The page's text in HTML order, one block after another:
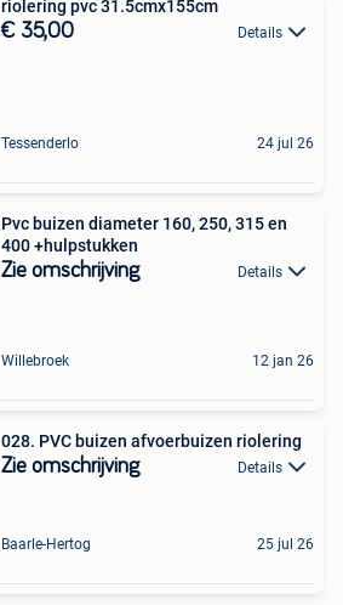
riolering pvc 31.5cmx155cm
€ 35,00 Details
Tessenderlo 24 jul 26
Pvc buizen diameter 160, 250, 315 en
400 +hulpstukken
Zie omschrijving Details
Willebroek 12 jan 26
028. PVC buizen afvoerbuizen riolering
Zie omschrijving Details
Baarle-Hertog 25 jul 26